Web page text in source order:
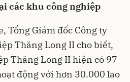
các khu công nghiệp
Tổng Giám đốc Công ty
Thăng Long II cho biết,
Thăng Long II hiện có 97
động với hơn 30.000 lao